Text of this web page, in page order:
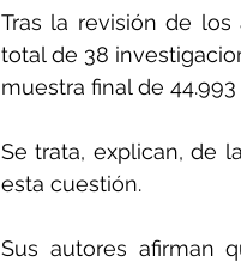
Tras la revisión de
total de 38
muestra final de
Se trata, explican, de
esta cuestión.
Sus autores afirman